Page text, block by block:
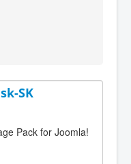
SK
Pack for Joomla!